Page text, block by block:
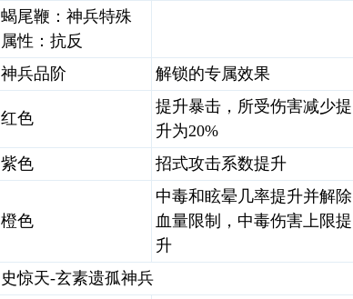
蝎尾鞭：神兵特殊
属性：抗反
神兵品阶
解锁的专属效果
红色
提升暴击，所受伤害减少提
升为20%
紫色 招式攻击系数提升
橙色
中毒和眩晕几率提升并解除
血量限制，中毒伤害上限提
升
史惊天-玄素遗孤神兵